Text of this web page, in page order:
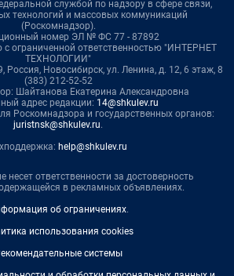
службой по надзору в сфере связи,
технологий и массовых коммуникаций
(Роскомнадзор).
номер ЭЛ № ФС 77 - 87892
с ограниченной ответственностью "ИНТЕРНЕТ
ТЕХНОЛОГИИ"
Россия, Новосибирск, ул. Ленина, д. 12, 6 этаж, 8
(383) 212-52-52
Шайтанова Екатерина Александровна
адрес редакции: 14@shkulev.ru
Роскомнадзора и государственных органов:
juristnsk@shkulev.ru.
help@shkulev.ru
несет ответственности за достоверность
в рекламных объявлениях.
об ограничениях.
использования cookies
системы